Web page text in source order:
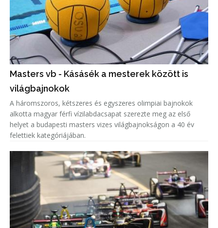
Masters vb - Kásásék a mesterek között is
világbajnokok
A háromszoros, kétszeres és egyszeres olimpiai bajnokok
alkotta magyar férfi vízilabdacsapat szerezte meg az első
helyet a budapesti masters vizes világbajnokságon a 40 év
felettiek kategóriájában.